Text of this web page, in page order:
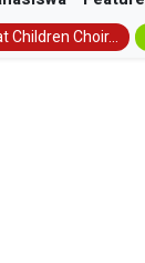
Children Choir...